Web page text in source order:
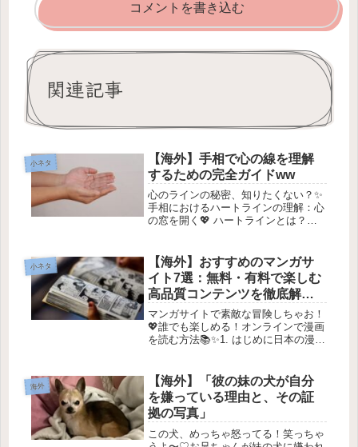
コメントを書き込む
関連記事
小ネタ
【海外】手相で心の線を理解
するための完全ガイドww
心のラインの秘密、知りたくない？✨
手相におけるハートラインの理解：心
の窓を開く💖 ハートラインとは？手
ょう。ハートラインは、愛のラインと
も呼ばれ、あなたの感情的な傾向や恋
愛...
小ネタ
【海外】おすすめのマンガサ
イト7選：無料・有料で楽しむ
高品質コンテンツを徹底解
説！
マンガサイトで素敵な冒険しちゃお！
💖誰でも楽しめる！オンラインで漫画
を読む方法📚✨1. はじめに日本の漫画
で漫画を読むことができるかって、実
は結構知識がいるんだよね。今回...
海外
【海外】「彼の妹の犬が自分
を嫌っている理由と、その証
拠の写真」
この犬、めっちゃ怒ってる！笑っちゃ